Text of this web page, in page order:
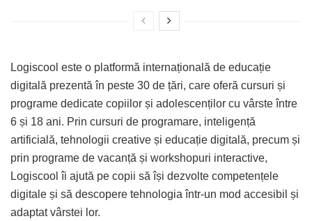
Logiscool este o platformă internațională de educație
digitală prezentă în peste 30 de țări, care oferă cursuri și
programe dedicate copiilor și adolescenților cu vârste între
6 și 18 ani. Prin cursuri de programare, inteligență
artificială, tehnologii creative și educație digitală, precum și
prin programe de vacanță și workshopuri interactive,
Logiscool îi ajută pe copii să își dezvolte competențele
digitale și să descopere tehnologia într-un mod accesibil și
adaptat vârstei lor.